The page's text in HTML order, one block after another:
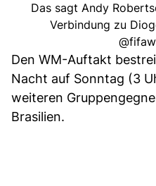
Das sagt Andy
Verbindung zu
Den WM-Auftakt
Nacht auf Sonntag (3
weiteren
Brasilien.